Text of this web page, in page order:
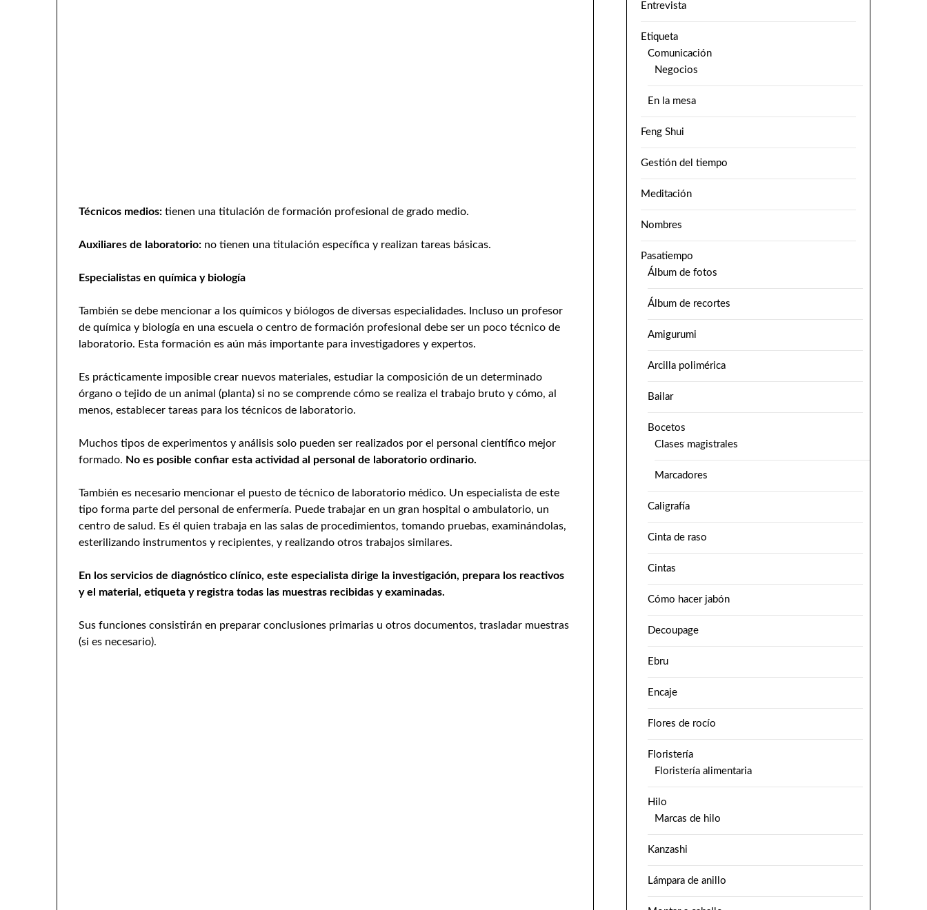
Técnicos medios: tienen una titulación de formación profesional de grado medio.
Auxiliares de laboratorio: no tienen una titulación específica y realizan tareas básicas.
Especialistas en química y biología
También se debe mencionar a los químicos y biólogos de diversas especialidades. Incluso un profesor
de química y biología en una escuela o centro de formación profesional debe ser un poco técnico de
laboratorio. Esta formación es aún más importante para investigadores y expertos.
Es prácticamente imposible crear nuevos materiales, estudiar la composición de un determinado
órgano o tejido de un animal (planta) si no se comprende cómo se realiza el trabajo bruto y cómo, al
menos, establecer tareas para los técnicos de laboratorio.
Muchos tipos de experimentos y análisis solo pueden ser realizados por el personal científico mejor
formado. No es posible confiar esta actividad al personal de laboratorio ordinario.
También es necesario mencionar el puesto de técnico de laboratorio médico. Un especialista de este
tipo forma parte del personal de enfermería. Puede trabajar en un gran hospital o ambulatorio, un
centro de salud. Es él quien trabaja en las salas de procedimientos, tomando pruebas, examinándolas,
esterilizando instrumentos y recipientes, y realizando otros trabajos similares.
En los servicios de diagnóstico clínico, este especialista dirige la investigación, prepara los reactivos
y el material, etiqueta y registra todas las muestras recibidas y examinadas.
Sus funciones consistirán en preparar conclusiones primarias u otros documentos, trasladar muestras
(si es necesario).
Entrevista
Etiqueta
Comunicación
Negocios
En la mesa
Feng Shui
Gestión del tiempo
Meditación
Nombres
Pasatiempo
Álbum de fotos
Álbum de recortes
Amigurumi
Arcilla polimérica
Bailar
Bocetos
Clases magistrales
Marcadores
Caligrafía
Cinta de raso
Cintas
Cómo hacer jabón
Decoupage
Ebru
Encaje
Flores de rocío
Floristería
Floristería alimentaria
Hilo
Marcas de hilo
Kanzashi
Lámpara de anillo